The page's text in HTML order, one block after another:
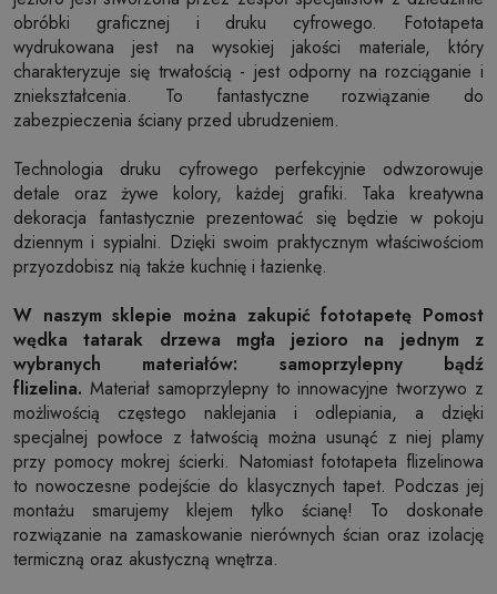
obróbki graficznej i druku cyfrowego. Fototapeta
wydrukowana jest na wysokiej jakości materiale, który
charakteryzuje się trwałością - jest odporny na rozciąganie i
zniekształcenia. To fantastyczne rozwiązanie do
zabezpieczenia ściany przed ubrudzeniem.
Technologia druku cyfrowego perfekcyjnie odwzorowuje
detale oraz żywe kolory, każdej grafiki. Taka kreatywna
dekoracja fantastycznie prezentować się będzie w pokoju
dziennym i sypialni. Dzięki swoim praktycznym właściwościom
przyozdobisz nią także kuchnię i łazienkę.
W naszym sklepie można zakupić fototapetę Pomost
wędka tatarak drzewa mgła jezioro na jednym z
wybranych materiałów: samoprzylepny bądź
flizelina. Materiał samoprzylepny to innowacyjne tworzywo z
możliwością częstego naklejania i odlepiania, a dzięki
specjalnej powłoce z łatwością można usunąć z niej plamy
przy pomocy mokrej ścierki. Natomiast fototapeta flizelinowa
to nowoczesne podejście do klasycznych tapet. Podczas jej
montażu smarujemy klejem tylko ścianę! To doskonałe
rozwiązanie na zamaskowanie nierównych ścian oraz izolację
termiczną oraz akustyczną wnętrza.